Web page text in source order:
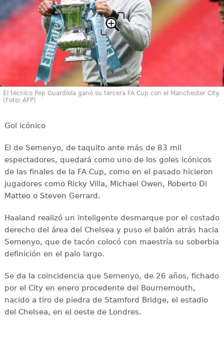
El técnico Pep Guardiola ganó su tercera FA Cup con el Manchester City.
(Foto: AFP)
Gol icónico
El de Semenyo, de taquito ante más de 83 mil
espectadores, quedará como uno de los goles icónicos
de las finales de la FA Cup, como en el pasado hicieron
jugadores como Ricky Villa, Michael Owen, Roberto Di
Matteo o Steven Gerrard.
Haaland realizó un inteligente desmarque por el costado
derecho del área del Chelsea y puso el balón atrás hacia
Semenyo, que de tacón colocó con maestría su soberbia
definición en el palo largo.
Se da la coincidencia que Semenyo, de 26 años, fichado
por el City en enero procedente del Bournemouth,
nacido a tiro de piedra de Stamford Bridge, el estadio
del Chelsea, en el oeste de Londres.